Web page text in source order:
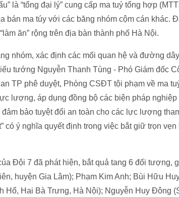
là “tổng đại lý” cung cấp ma tuý tổng hợp
bán ma túy với các băng nhóm cộm cán khác.
ăn” rộng trên địa bàn thành phố Hà Nội.
nhóm, xác định các mối quan hệ và đường
tướng Nguyễn Thanh Tùng - Phó Giám đốc
TP phê duyệt, Phòng CSĐT tội phạm về ma
lượng, áp dụng đồng bộ các biện pháp nghiệp
bảo tuyệt đối an toàn cho các lực lượng
có ý nghĩa quyết định trong việc bắt giữ trọn
Đội 7 đã phát hiện, bắt quả tang 6 đối tượng,
huyện Gia Lâm); Phạm Kim Anh; Bùi Hữu
Hai Bà Trưng, Hà Nội); Nguyễn Huy Đông